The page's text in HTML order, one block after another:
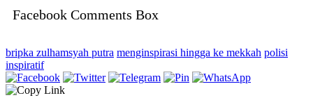
Facebook Comments Box
bripka zulhamsyah putra menginspirasi hingga ke mekkah polisi
inspiratif